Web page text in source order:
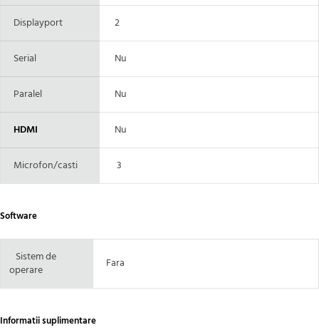
Displayport 2
Serial Nu
Paralel Nu
HDMI Nu
Microfon/casti 3
Software
Sistem de
operare
Fara
Informatii suplimentare